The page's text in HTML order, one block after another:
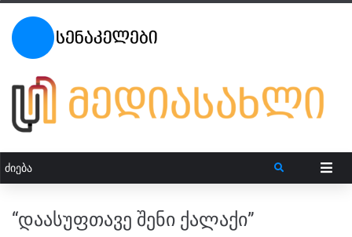
“დაასუფთავე შენი ქალაქი”